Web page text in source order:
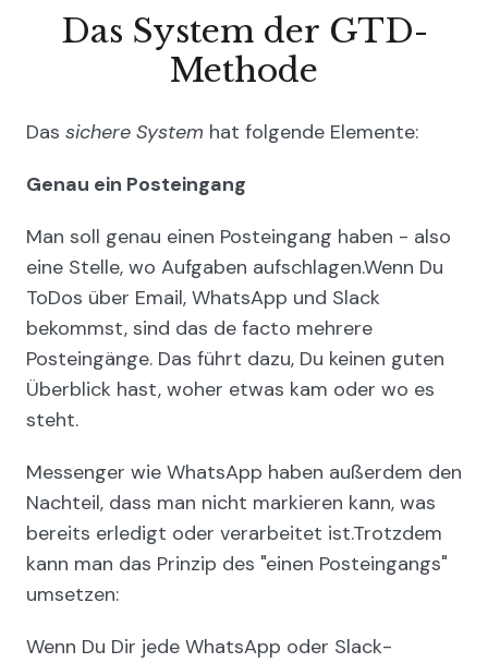
Das System der GTD-
Methode
Das sichere System hat folgende Elemente:
Genau ein Posteingang
Man soll genau einen Posteingang haben - also
eine Stelle, wo Aufgaben aufschlagen.Wenn Du
ToDos über Email, WhatsApp und Slack
bekommst, sind das de facto mehrere
Posteingänge. Das führt dazu, Du keinen guten
Überblick hast, woher etwas kam oder wo es
steht.
Messenger wie WhatsApp haben außerdem den
Nachteil, dass man nicht markieren kann, was
bereits erledigt oder verarbeitet ist.Trotzdem
kann man das Prinzip des "einen Posteingangs"
umsetzen:
Wenn Du Dir jede WhatsApp oder Slack-